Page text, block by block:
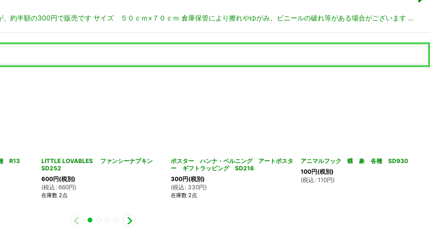
約半額の300円で販売です サイズ ５０ｃｍ×７０ｃｍ 倉庫保管により擦れやゆがみ、ビニールの破れ等がある場合がございます …
R13
LITTLE LOVABLES ファンシーナプキン
SD252
600円(税別)
(税込 : 660円)
在庫数 2点
ポスター ハンナ・ベルニング アートポスタ
ー ギフトラッピング SD218
300円(税別)
(税込 : 330円)
在庫数 2点
アニマルフック 蝶 象 各種 SD930
100円(税別)
(税込 : 110円)